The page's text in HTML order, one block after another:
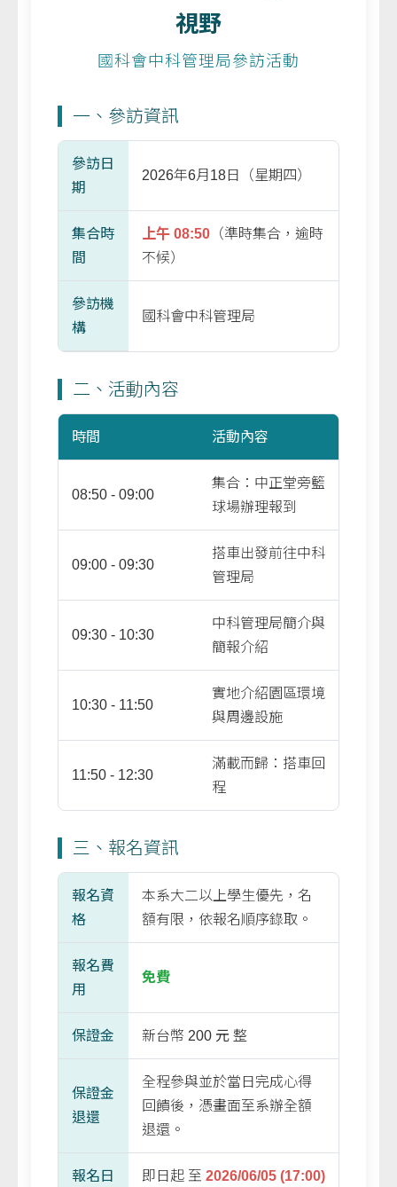
視野
國科會中科管理局參訪活動
一、參訪資訊
參訪日
期
2026年6月18日（星期四）
集合時
間
上午 08:50 （準時集合，逾時
不候）
參訪機
構
國科會中科管理局
二、活動內容
時間 活動內容
08:50 - 09:00
集合：中正堂旁籃
球場辦理報到
09:00 - 09:30
搭車出發前往中科
管理局
09:30 - 10:30
中科管理局簡介與
簡報介紹
10:30 - 11:50
實地介紹園區環境
與周邊設施
11:50 - 12:30
滿載而歸：搭車回
程
三、報名資訊
報名資
格
本系大二以上學生優先，名
額有限，依報名順序錄取。
報名費
用
免費
保證金 新台幣 200 元 整
保證金
退還
全程參與並於當日完成心得
回饋後，憑畫面至系辦全額
退還。
報名日 即日起 至 2026/06/05 (17:00)